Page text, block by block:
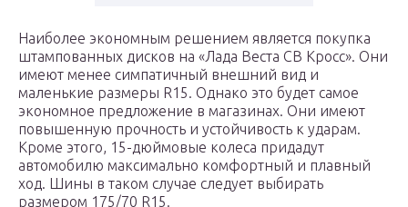
Наиболее экономным решением является покупка
штампованных дисков на «Лада Веста СВ Кросс». Они
имеют менее симпатичный внешний вид и
маленькие размеры R15. Однако это будет самое
экономное предложение в магазинах. Они имеют
повышенную прочность и устойчивость к ударам.
Кроме этого, 15-дюймовые колеса придадут
автомобилю максимально комфортный и плавный
ход. Шины в таком случае следует выбирать
размером 175/70 R15.